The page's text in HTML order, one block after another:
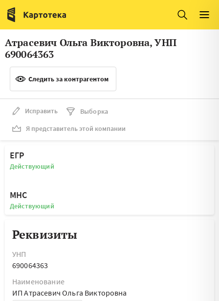
Италия
Люксембург
Литва
Латвия
Словения
Франция
Швеция
Мальта
Атрасевич Ольга Викторовна, УНП
690064363
Следить за контрагентом
Исправить
Выборка
Я представитель этой компании
ЕГР
Действующий
МНС
Действующий
Реквизиты
УНП
690064363
Наименование
ИП Атрасевич Ольга Викторовна